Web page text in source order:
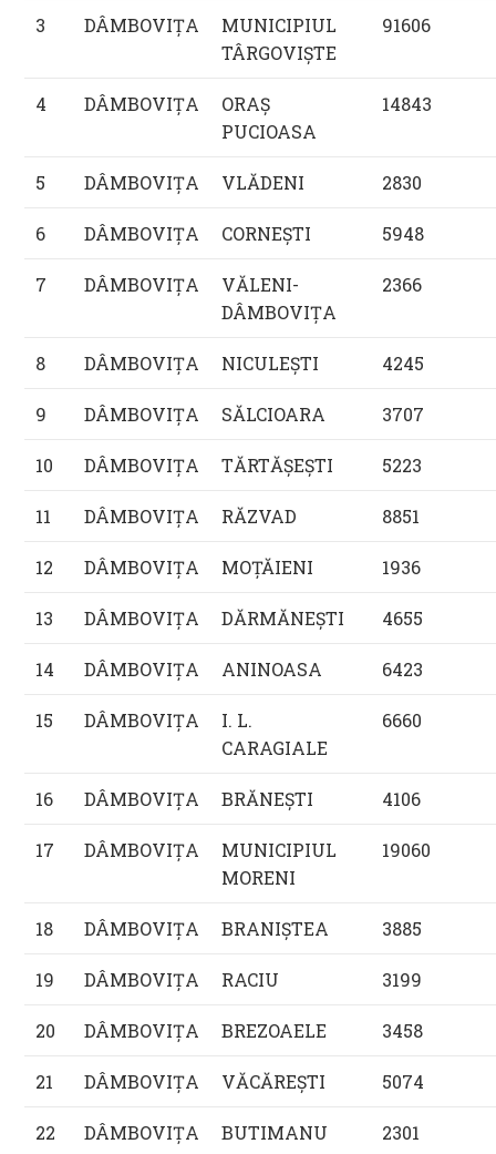
3 DÂMBOVIŢA
MUNICIPIUL
TÂRGOVIŞTE
91606
4 DÂMBOVIŢA
ORAŞ
PUCIOASA
14843
5 DÂMBOVIŢA VLĂDENI 2830
6 DÂMBOVIŢA CORNEŞTI 5948
7 DÂMBOVIŢA
VĂLENI-
DÂMBOVIŢA
2366
8 DÂMBOVIŢA NICULEŞTI 4245
9 DÂMBOVIŢA SĂLCIOARA 3707
10 DÂMBOVIŢA TĂRTĂŞEŞTI 5223
11 DÂMBOVIŢA RĂZVAD 8851
12 DÂMBOVIŢA MOŢĂIENI 1936
13 DÂMBOVIŢA DĂRMĂNEŞTI 4655
14 DÂMBOVIŢA ANINOASA 6423
15 DÂMBOVIŢA
I. L.
CARAGIALE
6660
16 DÂMBOVIŢA BRĂNEŞTI 4106
17 DÂMBOVIŢA
MUNICIPIUL
MORENI
19060
18 DÂMBOVIŢA BRANIŞTEA 3885
19 DÂMBOVIŢA RACIU 3199
20 DÂMBOVIŢA BREZOAELE 3458
21 DÂMBOVIŢA VĂCĂREŞTI 5074
22 DÂMBOVIŢA BUTIMANU 2301